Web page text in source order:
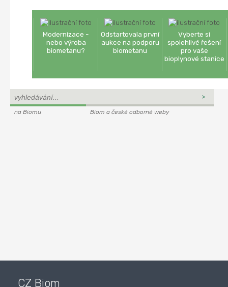
Modernizace -
nebo výroba
biometanu?
Odstartovala první
aukce na podporu
biometanu
Vyberte si
spolehlivé řešení
pro vaše
bioplynové stanice
na Biomu Biom a české odborné weby
CZ Biom